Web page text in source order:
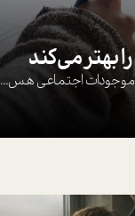
بهتر می‌کند
موجودات اجتماعی هس...